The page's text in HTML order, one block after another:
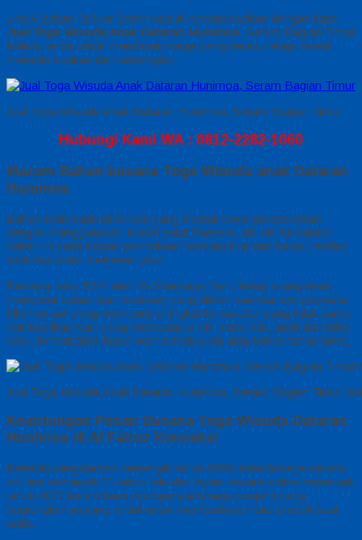
Untuk Bahan DI luar Saten bisa di Komunikasikan dengan kami
Jual Toga Wisuda Anak Dataran Hunimoa, Seram Bagian Timur
Maluku anda untuk mendapati harga yang beradu tetapi masih
memiliki kualitas dan terkomplet.
Jual Toga Wisuda Anak Dataran Hunimoa, Seram Bagian Timur
Hubungi Kami WA : 0812-2282-1060
Macam Bahan busana Toga Wisuda anak Dataran
Hunimoa
Bahan Kain Satin ialah kain yang dicetak lewat proses tenun
dengan menggunakan Model serat filament, ciri-ciri fundamen
bahan ini pada bagian permukaan berkilau,licin dan halus,Lembut,
tidak kusut dan berkesan jatuh
Bestway atau BSY ialah Bi Shrinkage Yarn, kerap orang terus
menyebut bahan kain bestway yang dibikin dari macam polyester
fiilamen asli yang mempunyai tingkat ke susutan yang tidak sama
dan hasilkan Kain yang mempunyai ciri : rada licin, jatuh dan tidak
kaku, lembut,tidak kusut,warna tidak puda atau bahan tahan lama,
Jual Toga Wisuda Anak Dataran Hunimoa, Seram Bagian Timur
Keuntungan Pesan Busana Toga Wisuda Dataran
Hunimoa di Al Fairuz Konveksi
Memiliki pengalaman semenjak tahun 1999, kami bekerja secara
off-line semenjak 21 tahun lalu dan layani secara online semenjak
tahun 2011 berarti kami mempunyai tenaga penjahit yang
berpenglaman yang andal untuk memberinya mutu produk buat
anda.